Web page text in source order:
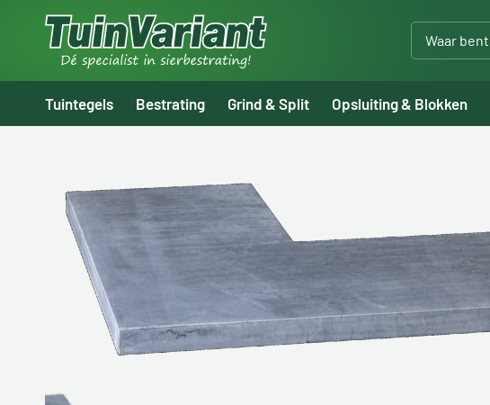
Tuintegels Bestrating Grind & Split Opsluiting & Blokken